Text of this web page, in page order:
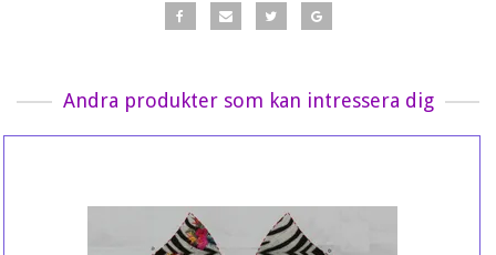
Andra produkter som kan intressera dig